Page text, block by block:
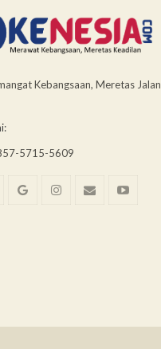
Kebangsaan, Meretas Jalan
5715-5609